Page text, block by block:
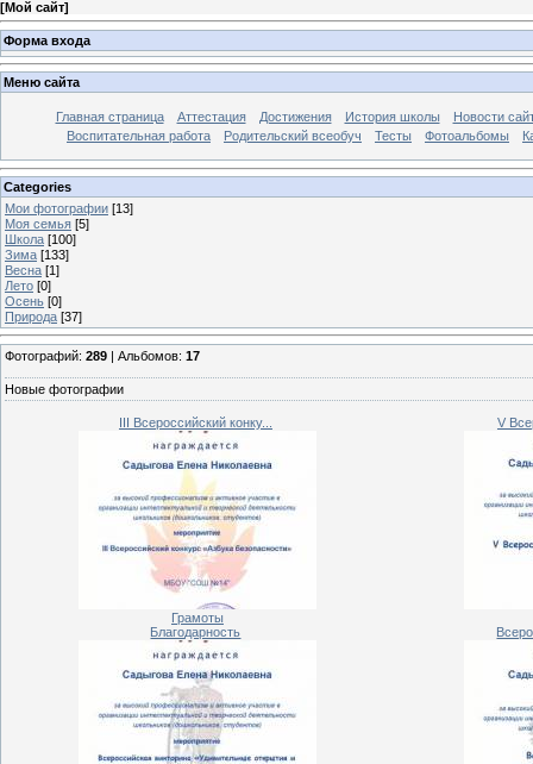
[Мой сайт]
Форма входа
Меню сайта
Главная страница Аттестация Достижения История школы
Новости
Воспитательная работа
Родительский всеобуч Тесты Фотоальбомы
Categories
Мои фотографии [13]
Моя семья [5]
Школа [100]
Зима [133]
Весна [1]
Лето [0]
Осень [0]
Природа [37]
Фотографий: 289 | Альбомов: 17
Новые фотографии
III Всероссийский конку...
Грамоты
V
Благодарность